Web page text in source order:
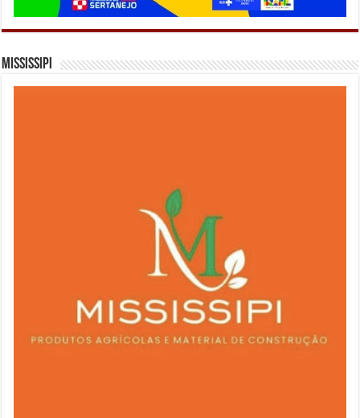
Mississipi